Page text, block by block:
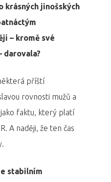
krásných jinošských
– kromě své
darovala?
příští
rovnosti mužů a
faktu, který platí
A naději, že ten čas
stabilním